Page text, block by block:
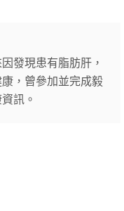
發現患有脂肪肝，
，曾參加並完成毅
訊。